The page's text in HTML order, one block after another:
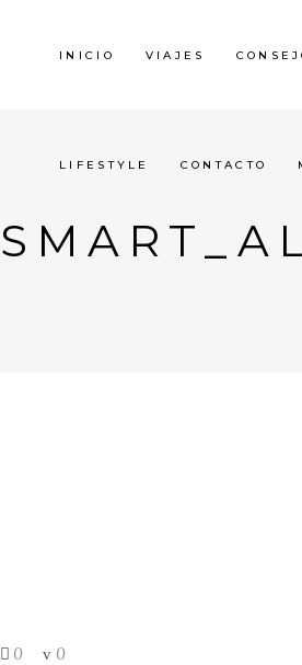
INICIO VIAJES
LIFESTYLE CONTACTO
0 0